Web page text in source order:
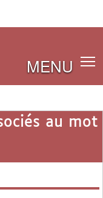
MENU
au mot